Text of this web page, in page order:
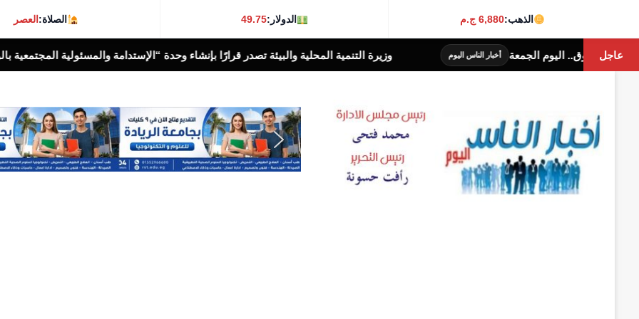
الذهب:6,880 ج.م الدولار:49.75 الصلاة:العصر
عاجل
الجمعة أخبار الناس اليوم وزيرة التنمية المحلية والبيئة تصدر قرارًا بإنشاء وحدة “الإستدامة والمسئولية المجتمعية بالوزارة أخبار الناس اليوم